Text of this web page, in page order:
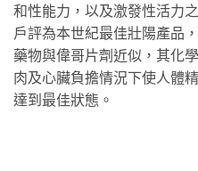
和性能力，以及激發性活力
戶評為本世紀最佳壯陽產品
藥物與偉哥片劑近似，其化
肉及心臟負擔情況下使人體
達到最佳狀態。